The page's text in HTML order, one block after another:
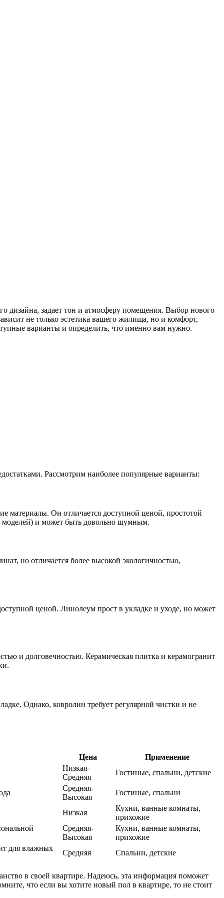
дизайна, задает тон и атмосферу помещения. Выбор нового
не только эстетика вашего жилища, но и комфорт,
варианты и определить, что именно вам нужно.
Рассмотрим наиболее популярные варианты:
Он отличается доступной ценой, простотой
моделей) и может быть довольно шумным.
но отличается более высокой экологичностью,
ценой. Линолеум прост в укладке и уходе, но может
и долговечностью. Керамическая плитка и керамогранит
Однако, ковролин требует регулярной чистки и не
Цена
Применение
Низкая-
Средняя
Гостиные, спальни, детские
Средняя-
Высокая
Гостиные, спальни
Низкая
Кухни, ванные комнаты,
прихожие
Средняя-
Высокая
Кухни, ванные комнаты,
прихожие
для влажных
Средняя Спальни, детские
в своей квартире. Надеюсь, эта информация поможет
что если вы хотите новый пол в квартире, то не стоит